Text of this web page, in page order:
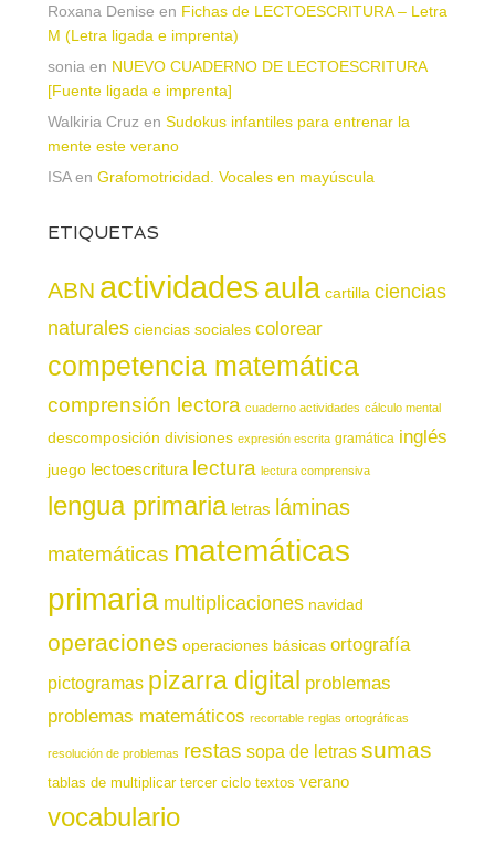
Roxana Denise en Fichas de LECTOESCRITURA – Letra
M (Letra ligada e imprenta)
sonia en NUEVO CUADERNO DE LECTOESCRITURA
[Fuente ligada e imprenta]
Walkiria Cruz en Sudokus infantiles para entrenar la
mente este verano
ISAen Grafomotricidad. Vocales en mayúscula
ETIQUETAS
ABN actividadesaula cartilla ciencias
naturales ciencias sociales colorear
competencia matemática
comprensión lectora cuaderno actividades cálculo mental
descomposición divisiones expresión escrita gramática inglés
juego lectoescritura lectura lectura comprensiva
lengua primaria letras láminas
matemáticas matemáticas
primaria multiplicaciones navidad
operaciones operaciones básicas ortografía
pictogramas pizarra digital problemas
problemas matemáticos recortable reglas ortográficas
resolución de problemas restas sopa de letras sumas
tablas de multiplicar tercer ciclo textos verano
vocabulario